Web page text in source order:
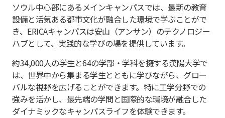
ソウル中心部にあるメインキャンパスでは、最新の教育
設備と活気ある都市文化が融合した環境で学ぶことがで
き、ERICAキャンパスは安山（アンサン）のテクノロジー
ハブとして、実践的な学びの場を提供しています。
約34,000人の学生と64の学部・学科を擁する漢陽大学で
は、世界中から集まる学生とともに学びながら、グロー
バルな視野を広げることができます。特に工学分野での
強みを活かし、最先端の学問と国際的な環境が融合した
ダイナミックなキャンパスライフを体験できます。